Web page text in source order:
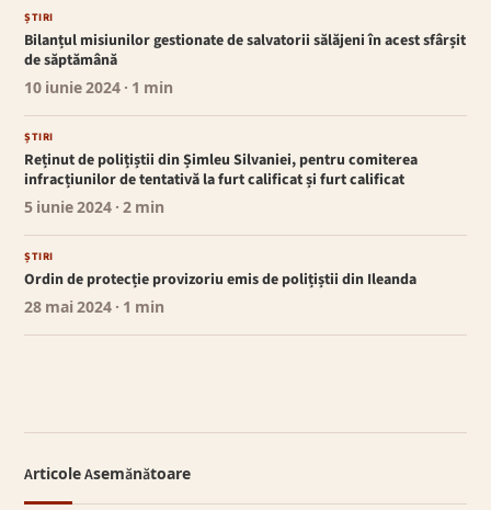
ȘTIRI
Bilanțul misiunilor gestionate de salvatorii sălăjeni în acest sfârșit
de săptămână
10 iunie 2024 · 1 min
ȘTIRI
Reținut de polițiștii din Șimleu Silvaniei, pentru comiterea
infracțiunilor de tentativă la furt calificat și furt calificat
5 iunie 2024 · 2 min
ȘTIRI
Ordin de protecție provizoriu emis de polițiștii din Ileanda
28 mai 2024 · 1 min
Articole Asemănătoare